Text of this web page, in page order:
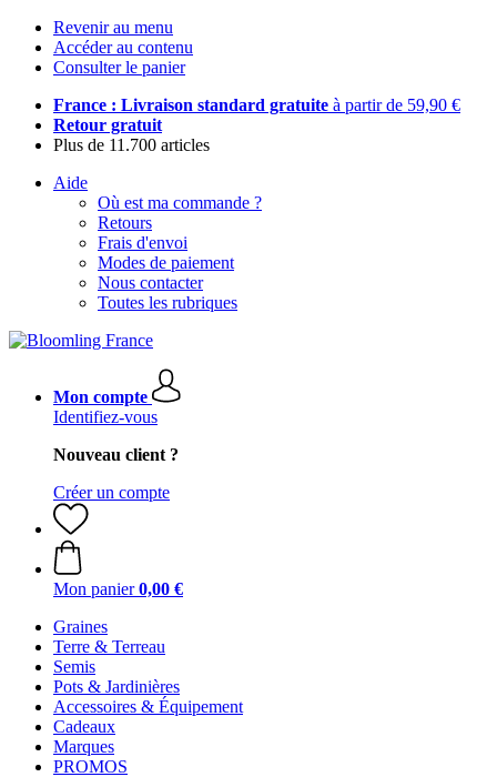
Revenir au menu
Accéder au contenu
Consulter le panier
France : Livraison standard gratuite à partir de 59,90 €
Retour gratuit
Plus de 11.700 articles
Aide
Où est ma commande ?
Retours
Frais d'envoi
Modes de paiement
Nous contacter
Toutes les rubriques
Mon compte
Identifiez-vous
Nouveau client ?
Créer un compte
Mon panier 0,00 €
Graines
Terre & Terreau
Semis
Pots & Jardinières
Accessoires & Équipement
Cadeaux
Marques
PROMOS